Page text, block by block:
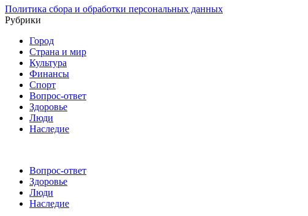
Политика сбора и обработки персональных данных
Рубрики
Город
Страна и мир
Культура
Финансы
Спорт
Вопрос-ответ
Здоровье
Люди
Наследие
Вопрос-ответ
Здоровье
Люди
Наследие